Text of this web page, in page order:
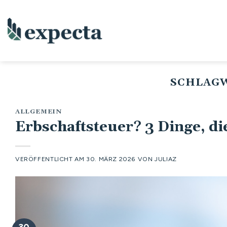
Inhalt
springen
ALLGEMEIN
Erbschaftsteuer? 3 Dinge,
VERÖFFENTLICHT AM 30. MÄRZ 2026 VONJULIAZ